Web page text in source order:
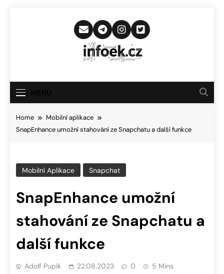
Infoek.cz
Novinkám
Home
Mobilní aplikace
SnapEnhance umožní stahování ze Snapchatu a další funkce
Mobilní Aplikace Snapchat
SnapEnhance umožní
stahování ze Snapchatu a
další funkce
Adolf Pupík 22.08.2023 0 5 Mins